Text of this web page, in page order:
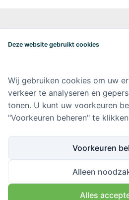
Postbus 7057
Doneer via: NL 42 INGB 0006 9052 76
Alzheimercentrum
Amsterdam
Deze website gebruikt cookies
Wij gebruiken cookies om uw
verkeer te analyseren en
tonen. U kunt uw voorkeuren
"Voorkeuren beheren" te
Voorkeuren
Alleen
Alles